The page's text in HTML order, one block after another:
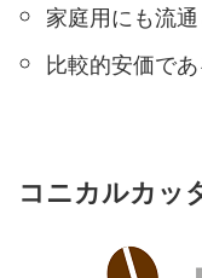
家庭用にも流
比較的安価で
コニカルカッ